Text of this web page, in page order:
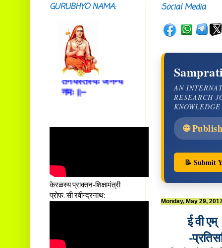
Social Media
AN
RESEARCH
🌐
📝 Submit
Monday, May 29,
ई वी
-
GURUBHYO NAMA:
प्रसूतिसमये दुर्वारशूलव्यथा
शय्या च सांवत्सरी ।
एकस्यापि न गर्भ-भार-भरण-
क्लेशस्य यस्याः क्षमो
दातुं निष्कृतिमुन्नतोऽपि
तनयस्तस्यैः जनन्यै
नमः॥–
केरळस्य प्राक्तन-शिक्षामंत्री
प्रोफ. सी रवीन्द्रनाथ: